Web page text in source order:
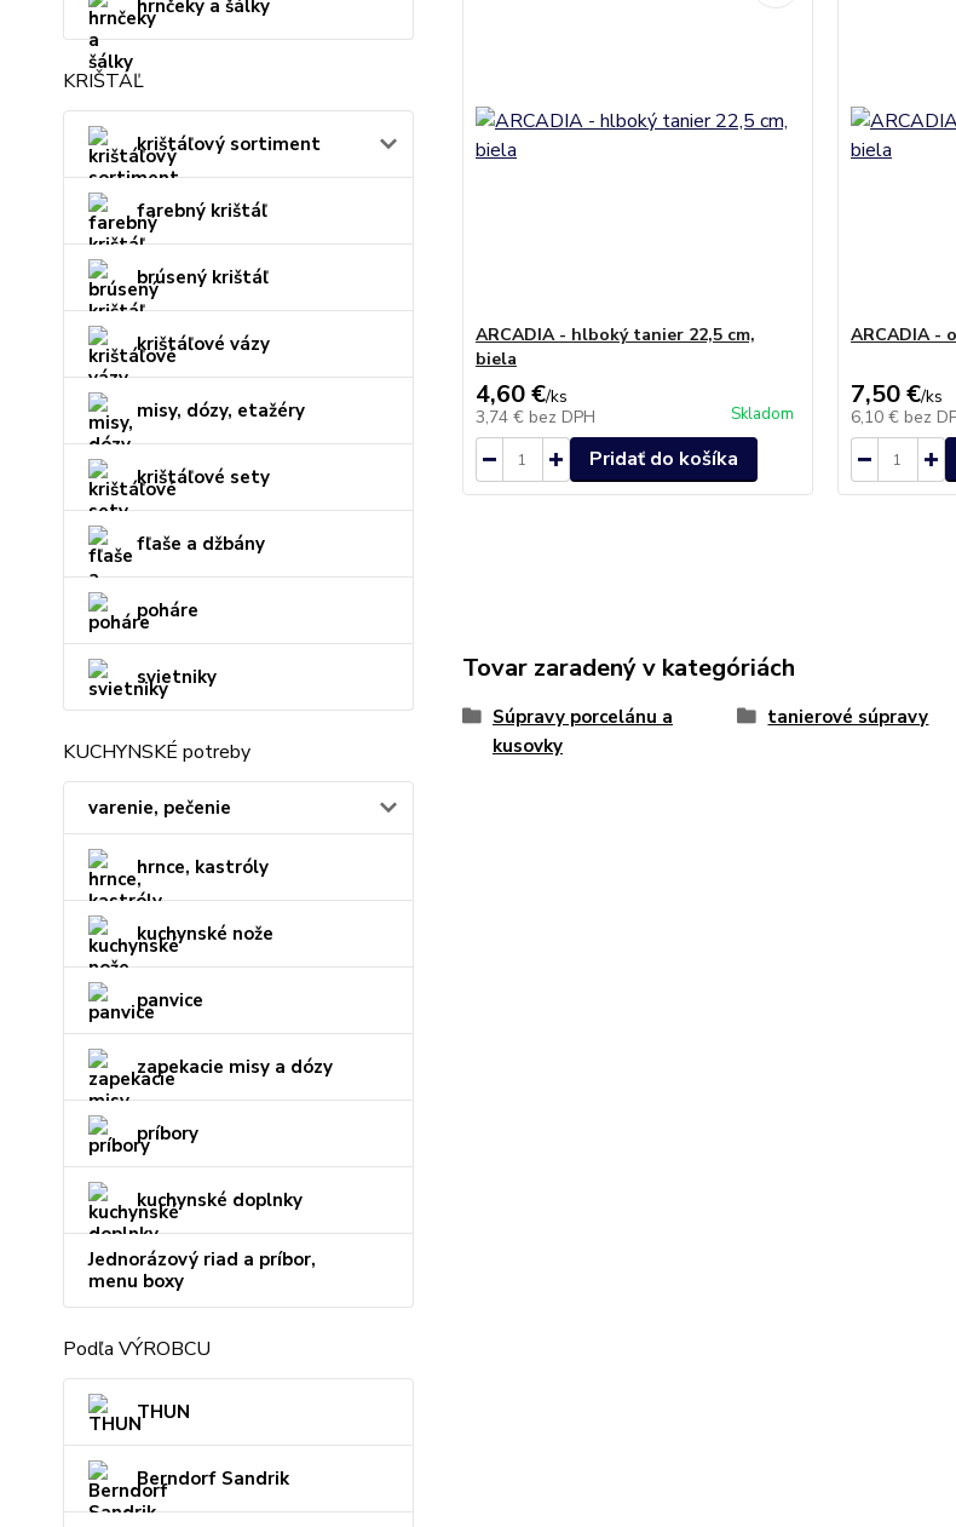
hrnčeky a šálky
KRIŠTÁĽ
krištáľový sortiment
farebný krištáľ
brúsený krištáľ
krištáľové vázy
misy, dózy, etažéry
krištáľové sety
fľaše a džbány
poháre
svietniky
KUCHYNSKÉ potreby
varenie, pečenie
hrnce, kastróly
kuchynské nože
panvice
zapekacie misy a dózy
príbory
kuchynské doplnky
Jednorázový riad a príbor,
menu boxy
Podľa VÝROBCU
THUN
Berndorf Sandrik
ARCADIA - hlboký tanier 22,5 cm,
biela
4,60 €/ks
3,74 € bez DPH Skladom
Pridať do košíka
ARCADIA -
7,50 €/ks
6,10 € bez
Tovar zaradený v kategóriách
Súpravy porcelánu a
kusovky
tanierové súpravy